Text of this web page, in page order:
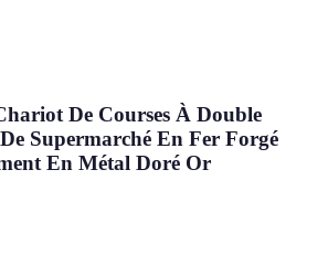
De Courses À Double
Supermarché En Fer Forgé
En Métal Doré Or